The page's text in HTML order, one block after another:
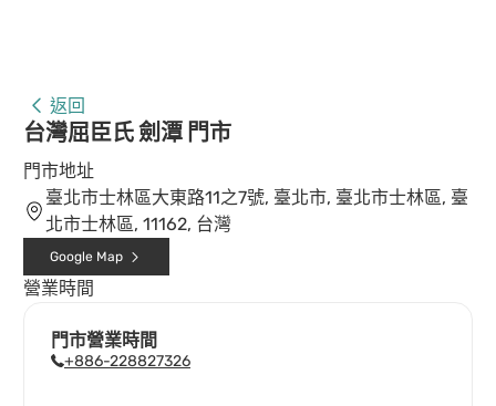
返回
台灣屈臣氏 劍潭 門市
門市地址
臺北市士林區大東路11之7號, 臺北市, 臺北市士林區, 臺
北市士林區, 11162, 台灣
Google Map
營業時間
門市營業時間
+886-228827326